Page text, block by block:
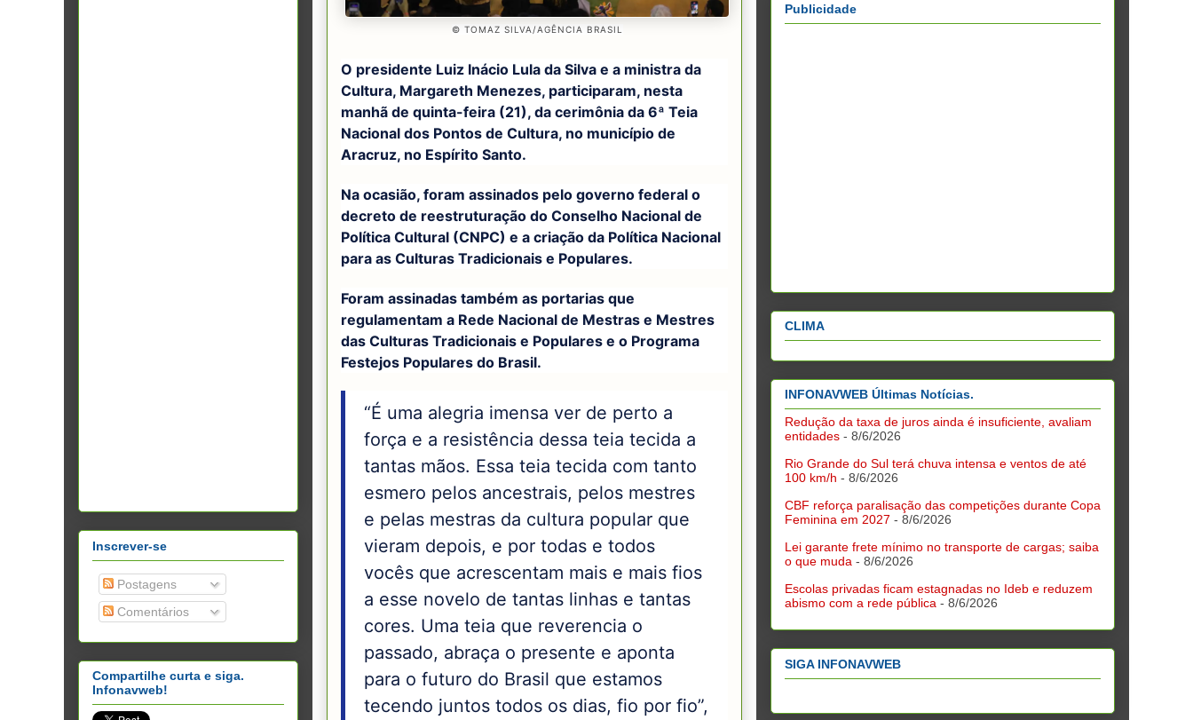
© TOMAZ SILVA/AGÊNCIA BRASIL
O presidente Luiz Inácio Lula da Silva e a ministra da
Cultura, Margareth Menezes, participaram, nesta
manhã de quinta-feira (21), da cerimônia da 6ª Teia
Nacional dos Pontos de Cultura, no município de
Aracruz, no Espírito Santo.
Na ocasião, foram assinados pelo governo federal o
decreto de reestruturação do Conselho Nacional de
Política Cultural (CNPC) e a criação da Política Nacional
para as Culturas Tradicionais e Populares.
Foram assinadas também as portarias que
regulamentam a Rede Nacional de Mestras e Mestres
das Culturas Tradicionais e Populares e o Programa
Festejos Populares do Brasil.
“É uma alegria imensa ver de perto a
força e a resistência dessa teia tecida a
tantas mãos. Essa teia tecida com tanto
esmero pelos ancestrais, pelos mestres
e pelas mestras da cultura popular que
vieram depois, e por todas e todos
vocês que acrescentam mais e mais fios
a esse novelo de tantas linhas e tantas
cores. Uma teia que reverencia o
passado, abraça o presente e aponta
para o futuro do Brasil que estamos
tecendo juntos todos os dias, fio por fio”,
Inscrever-se
Postagens
Comentários
Compartilhe curta e siga.
Infonavweb!
Publicidade
CLIMA
INFONAVWEB Últimas Notícias.
Redução da taxa de juros ainda é insuficiente, avaliam
entidades - 8/6/2026
Rio Grande do Sul terá chuva intensa e ventos de até
100 km/h - 8/6/2026
CBF reforça paralisação das competições durante Copa
Feminina em 2027 - 8/6/2026
Lei garante frete mínimo no transporte de cargas; saiba
o que muda - 8/6/2026
Escolas privadas ficam estagnadas no Ideb e reduzem
abismo com a rede pública - 8/6/2026
SIGA INFONAVWEB